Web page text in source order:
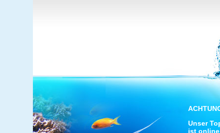
Unser
ist